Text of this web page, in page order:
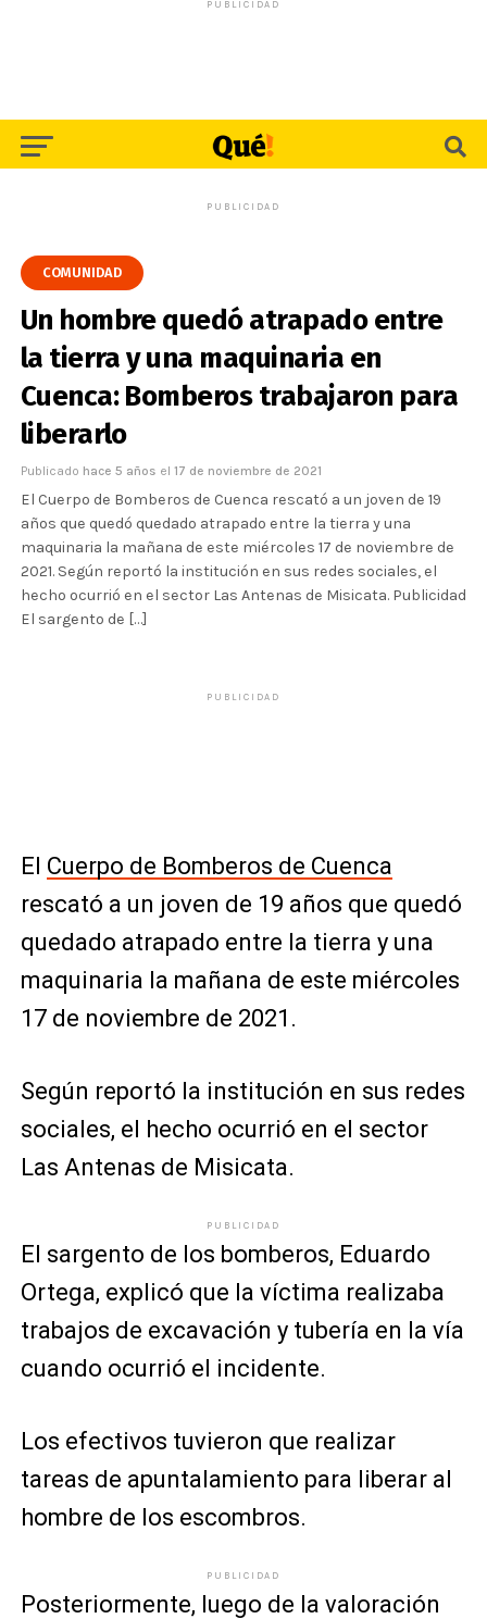
PUBLICIDAD
PUBLICIDAD
COMUNIDAD
Un hombre quedó atrapado entre
la tierra y una maquinaria en
Cuenca: Bomberos trabajaron para
liberarlo
Publicado hace 5 años el 17 de noviembre de 2021
El Cuerpo de Bomberos de Cuenca rescató a un joven de 19
años que quedó quedado atrapado entre la tierra y una
maquinaria la mañana de este miércoles 17 de noviembre de
2021. Según reportó la institución en sus redes sociales, el
hecho ocurrió en el sector Las Antenas de Misicata. Publicidad
El sargento de […]
PUBLICIDAD
El Cuerpo de Bomberos de Cuenca
rescató a un joven de 19 años que quedó
quedado atrapado entre la tierra y una
maquinaria la mañana de este miércoles
17 de noviembre de 2021.
Según reportó la institución en sus redes
sociales, el hecho ocurrió en el sector
Las Antenas de Misicata.
PUBLICIDAD
El sargento de los bomberos, Eduardo
Ortega, explicó que la víctima realizaba
trabajos de excavación y tubería en la vía
cuando ocurrió el incidente.
Los efectivos tuvieron que realizar
tareas de apuntalamiento para liberar al
hombre de los escombros.
PUBLICIDAD
Posteriormente, luego de la valoración